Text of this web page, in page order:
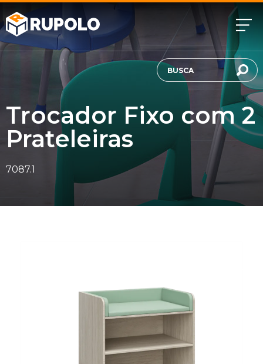
Trocador Fixo com 2
Prateleiras
7087.1